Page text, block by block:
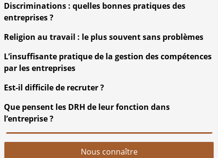
Discriminations : quelles bonnes pratiques des
entreprises ?
Religion au travail : le plus souvent sans problèmes
L’insuffisante pratique de la gestion des compétences
par les entreprises
Est-il difficile de recruter ?
Que pensent les DRH de leur fonction dans
l’entreprise ?
Nous connaître